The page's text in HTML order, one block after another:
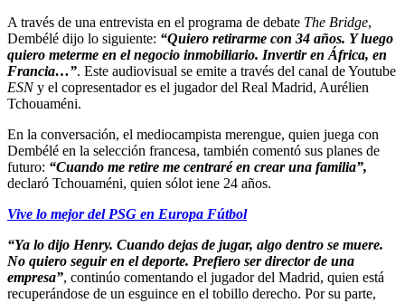
A través de una entrevista en el programa de debate The Bridge,
Dembélé dijo lo siguiente: “Quiero retirarme con 34 años. Y luego
quiero meterme en el negocio inmobiliario. Invertir en África, en
Francia…”. Este audiovisual se emite a través del canal de Youtube
ESNy el copresentador es el jugador del Real Madrid, Aurélien
Tchouaméni.
En la conversación, el mediocampista merengue, quien juega con
Dembélé en la selección francesa, también comentó sus planes de
futuro: “Cuando me retire me centraré en crear una familia”,
declaró Tchouaméni, quien sólot iene 24 años.
Vive lo mejor del PSG en Europa Fútbol
“Ya lo dijo Henry. Cuando dejas de jugar, algo dentro se muere.
No quiero seguir en el deporte. Prefiero ser director de una
empresa”, continúo comentando el jugador del Madrid, quien está
recuperándose de un esguince en el tobillo derecho. Por su parte,